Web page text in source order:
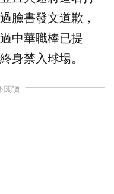
臉書發文道歉 ，
中華職棒已提
身禁入球場。
閱讀